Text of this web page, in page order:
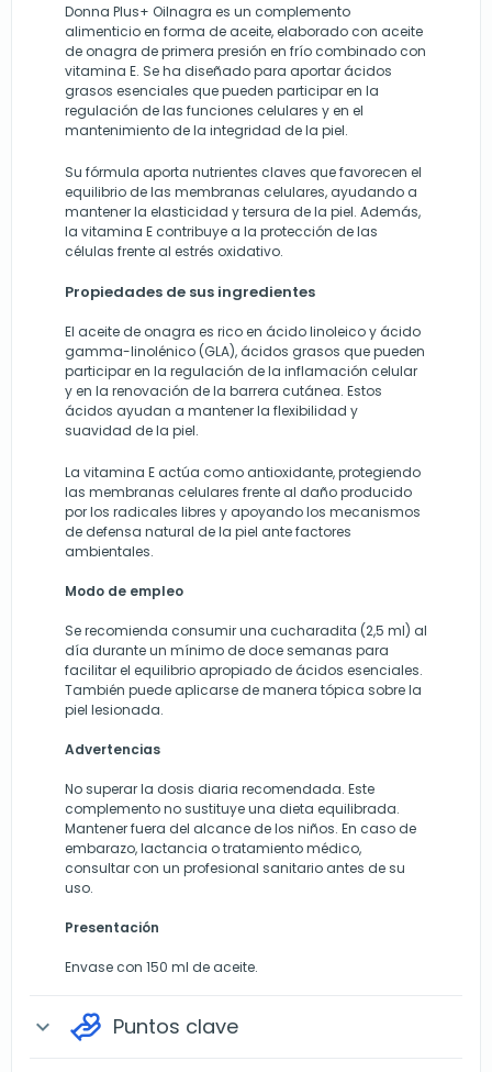
Donna Plus+ Oilnagra es un complemento
alimenticio en forma de aceite, elaborado con aceite
de onagra de primera presión en frío combinado con
vitamina E. Se ha diseñado para aportar ácidos
grasos esenciales que pueden participar en la
regulación de las funciones celulares y en el
mantenimiento de la integridad de la piel.
Su fórmula aporta nutrientes claves que favorecen el
equilibrio de las membranas celulares, ayudando a
mantener la elasticidad y tersura de la piel. Además,
la vitamina E contribuye a la protección de las
células frente al estrés oxidativo.
Propiedades de sus ingredientes
El aceite de onagra es rico en ácido linoleico y ácido
gamma-linolénico (GLA), ácidos grasos que pueden
participar en la regulación de la inflamación celular
y en la renovación de la barrera cutánea. Estos
ácidos ayudan a mantener la flexibilidad y
suavidad de la piel.
La vitamina E actúa como antioxidante, protegiendo
las membranas celulares frente al daño producido
por los radicales libres y apoyando los mecanismos
de defensa natural de la piel ante factores
ambientales.
Modo de empleo
Se recomienda consumir una cucharadita (2,5 ml) al
día durante un mínimo de doce semanas para
facilitar el equilibrio apropiado de ácidos esenciales.
También puede aplicarse de manera tópica sobre la
piel lesionada.
Advertencias
No superar la dosis diaria recomendada. Este
complemento no sustituye una dieta equilibrada.
Mantener fuera del alcance de los niños. En caso de
embarazo, lactancia o tratamiento médico,
consultar con un profesional sanitario antes de su
uso.
Presentación
Envase con 150 ml de aceite.
expand_more Puntos clave